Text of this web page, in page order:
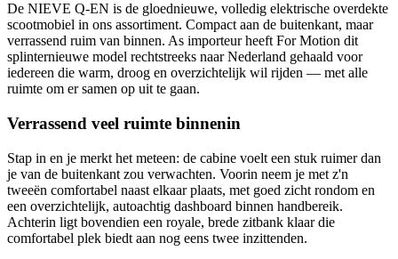
De NIEVE Q-EN is de gloednieuwe, volledig elektrische overdekte
scootmobiel in ons assortiment. Compact aan de buitenkant, maar
verrassend ruim van binnen. As importeur heeft For Motion dit
splinternieuwe model rechtstreeks naar Nederland gehaald voor
iedereen die warm, droog en overzichtelijk wil rijden — met alle
ruimte om er samen op uit te gaan.
Verrassend veel ruimte binnenin
Stap in en je merkt het meteen: de cabine voelt een stuk ruimer dan
je van de buitenkant zou verwachten. Voorin neem je met z'n
tweeën comfortabel naast elkaar plaats, met goed zicht rondom en
een overzichtelijk, autoachtig dashboard binnen handbereik.
Achterin ligt bovendien een royale, brede zitbank klaar die
comfortabel plek biedt aan nog eens twee inzittenden.